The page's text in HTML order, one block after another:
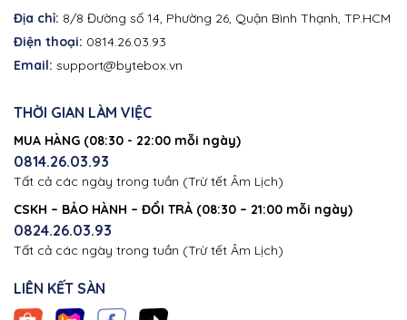
Địa chỉ: 8/8 Đường số 14, Phường 26, Quận Bình Thạnh, TP.HCM
Điện thoại: 0814.26.03.93
Email: support@bytebox.vn
THỜI GIAN LÀM VIỆC
MUA HÀNG (08:30 - 22:00 mỗi ngày)
0814.26.03.93
Tất cả các ngày trong tuần (Trừ tết Âm Lịch)
CSKH – BẢO HÀNH – ĐỔI TRẢ (08:30 – 21:00 mỗi ngày)
0824.26.03.93
Tất cả các ngày trong tuần (Trừ tết Âm Lịch)
LIÊN KẾT SÀN